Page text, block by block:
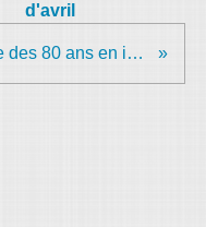
d'avril
Journée des 80 ans en images